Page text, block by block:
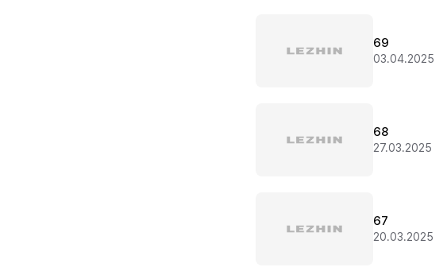
69
03.04.2025
68
27.03.2025
67
20.03.2025